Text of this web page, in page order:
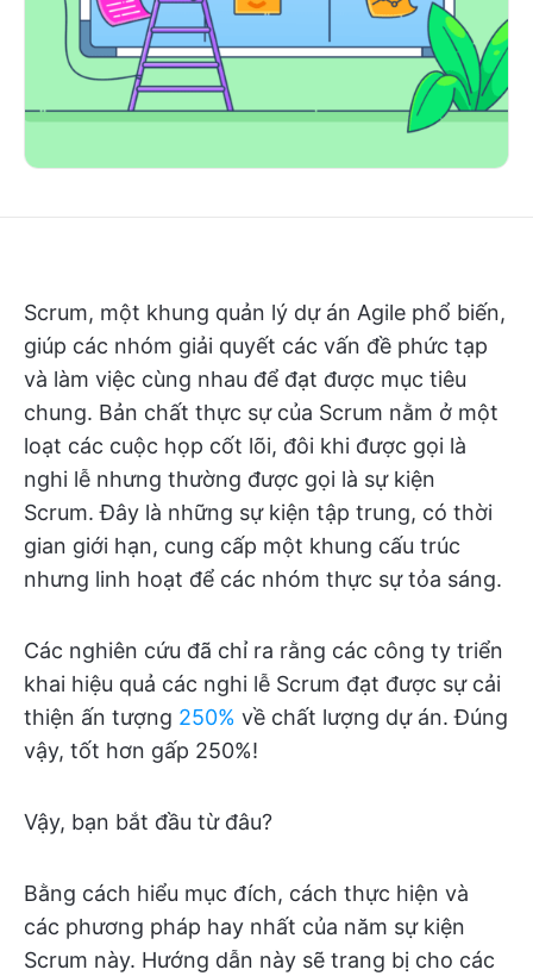
Scrum, một khung quản lý dự án Agile phổ biến,
giúp các nhóm giải quyết các vấn đề phức tạp
và làm việc cùng nhau để đạt được mục tiêu
chung. Bản chất thực sự của Scrum nằm ở một
loạt các cuộc họp cốt lõi, đôi khi được gọi là
nghi lễ nhưng thường được gọi là sự kiện
Scrum. Đây là những sự kiện tập trung, có thời
gian giới hạn, cung cấp một khung cấu trúc
nhưng linh hoạt để các nhóm thực sự tỏa sáng.
Các nghiên cứu đã chỉ ra rằng các công ty triển
khai hiệu quả các nghi lễ Scrum đạt được sự cải
thiện ấn tượng 250% về chất lượng dự án. Đúng
vậy, tốt hơn gấp 250%!
Vậy, bạn bắt đầu từ đâu?
Bằng cách hiểu mục đích, cách thực hiện và
các phương pháp hay nhất của năm sự kiện
Scrum này. Hướng dẫn này sẽ trang bị cho các